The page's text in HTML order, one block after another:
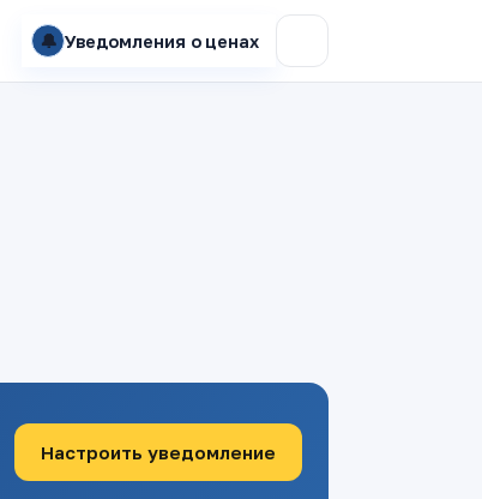
🔔 Уведомления о ценах
Настроить уведомление